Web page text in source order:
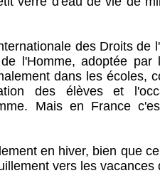
des Droits de
l'Homme, adoptée par
dans les écoles,
des élèves et
Mais en France
en hiver, bien que
vers les vacances